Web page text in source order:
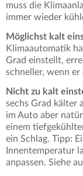
muss die
immer wieder
Möglichst kalt
Klimaautomatik
Grad einstellt,
schneller, wenn
Nicht zu kalt
sechs Grad kälter
im Auto aber
einem
ein Schlag. Tipp:
Innentemperatur
anpassen. Siehe